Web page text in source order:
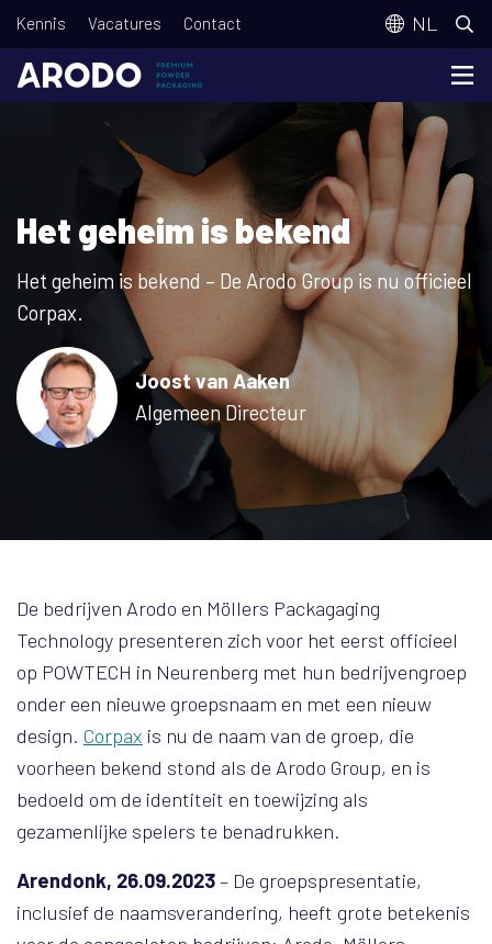
Overslaan
en
naar
T
o
p
u
Kennis Vacatures Contact NL
Het geheim is bekend
Het geheim is bekend – De Arodo Group is nu officieel
Corpax.
Joost van Aaken
Algemeen Directeur
De bedrijven Arodo en Möllers Packagaging
Technology presenteren zich voor het eerst officieel
op POWTECH in Neurenberg met hun bedrijvengroep
onder een nieuwe groepsnaam en met een nieuw
design. Corpax is nu de naam van de groep, die
voorheen bekend stond als de Arodo Group, en is
bedoeld om de identiteit en toewijzing als
gezamenlijke spelers te benadrukken.
Arendonk, 26.09.2023– De groepspresentatie,
inclusief de naamsverandering, heeft grote betekenis